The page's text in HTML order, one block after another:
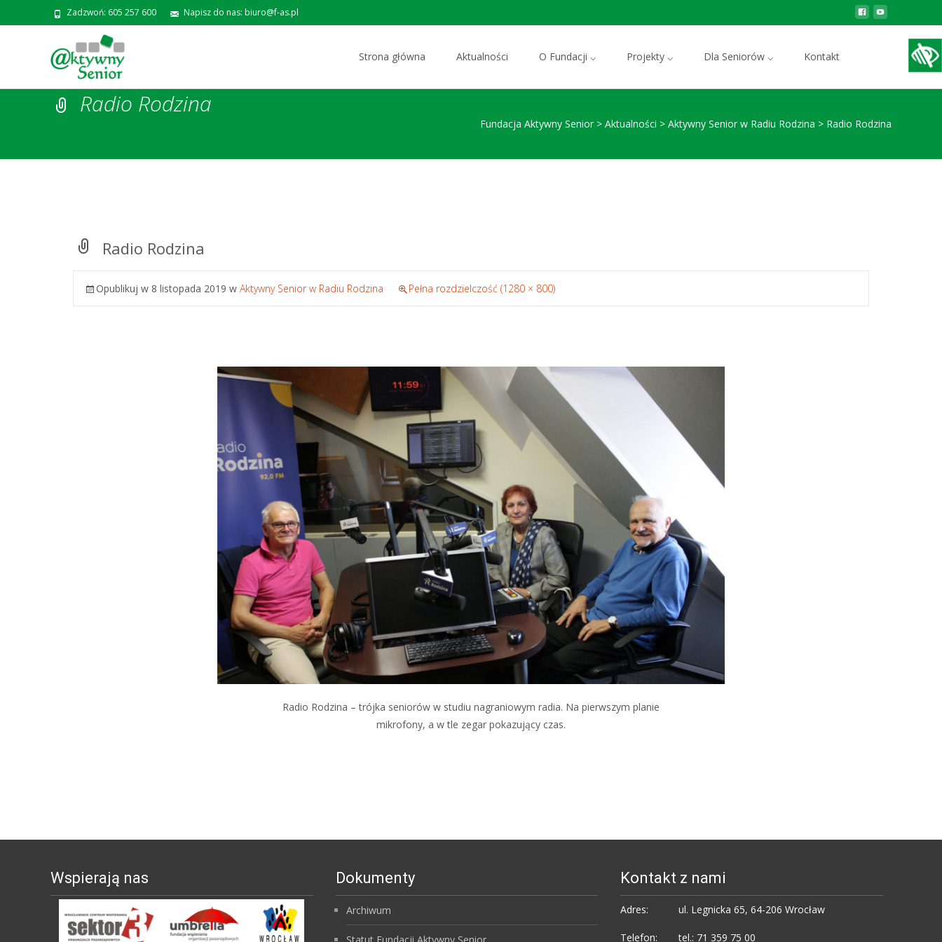
Zadzwoń: 605 257 600 Napisz do nas: biuro@f-as.pl
Strona główna
Aktualności O Fundacji ⌵ Projekty ⌵ Dla Seniorów ⌵ Kontakt
Radio Rodzina
Fundacja Aktywny Senior> Aktualności > Aktywny Senior w Radiu Rodzina > Radio Rodzina
Radio Rodzina
Opublikuj w 8 listopada 2019 w Aktywny Senior w Radiu Rodzina Pełna rozdzielczość (1280 × 800)
Radio Rodzina – trójka seniorów w studiu nagraniowym radia. Na pierwszym planie
mikrofony, a w tle zegar pokazujący czas.
Wspierają nas Dokumenty
Archiwum
Statut Fundacji Aktywny Senior
Kontakt z nami
Adres: ul. Legnicka 65, 64-206 Wrocław
Telefon: tel.: 71 359 75 00